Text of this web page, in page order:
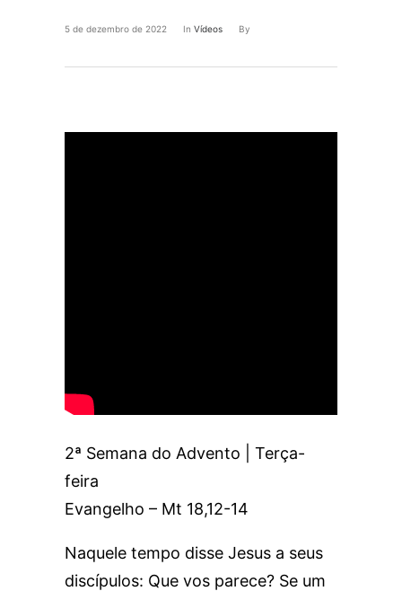
5 de dezembro de 2022 In Vídeos By
2ª Semana do Advento | Terça-
feira
Evangelho – Mt 18,12-14
Naquele tempo disse Jesus a seus
discípulos: Que vos parece? Se um